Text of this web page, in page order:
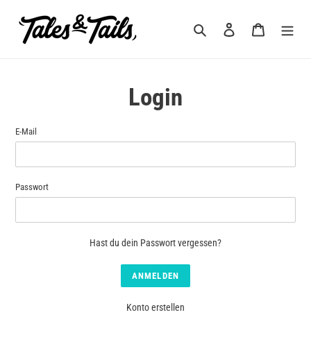
Suchen Einloggen Warenkorb
Login
E-Mail
Passwort
Hast du dein Passwort vergessen?
Konto erstellen